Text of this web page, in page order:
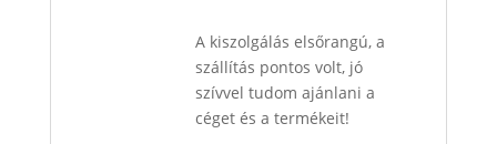
A kiszolgálás elsőrangú, a
szállítás pontos volt, jó
szívvel tudom ajánlani a
céget és a termékeit!